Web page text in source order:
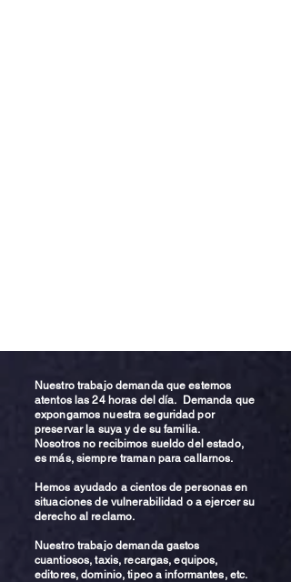
Nuestro trabajo demanda que estemos
atentos las 24 horas del día. Demanda que
expongamos nuestra seguridad por
preservar la suya y de su familia.
Nosotros no recibimos sueldo del estado,
es más, siempre traman para callarnos.
Hemos ayudado a cientos de personas en
situaciones de vulnerabilidad o a ejercer su
derecho al reclamo.
Nuestro trabajo demanda gastos
cuantiosos, taxis, recargas, equipos,
editores, dominio, tipeo a informantes, etc.